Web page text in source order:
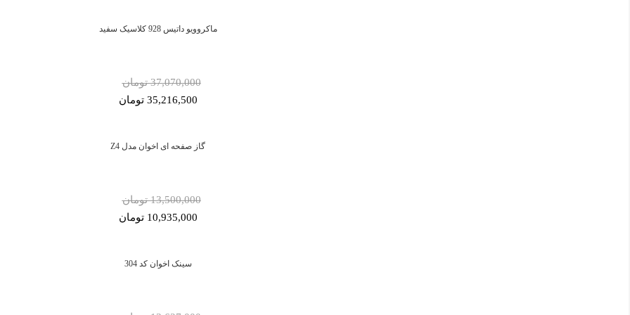
ماکروویو داتیس 928 کلاسیک سفید
37,070,000 تومان
35,216,500 تومان
گاز صفحه ای اخوان مدل Z4
13,500,000 تومان
10,935,000 تومان
سینک اخوان کد 304